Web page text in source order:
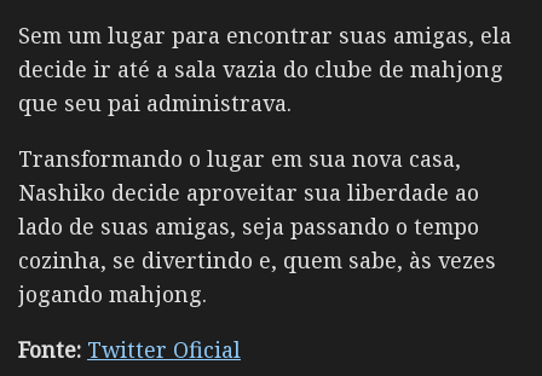
Sem um lugar para encontrar suas amigas, ela
decide ir até a sala vazia do clube de mahjong
que seu pai administrava.
Transformando o lugar em sua nova casa,
Nashiko decide aproveitar sua liberdade ao
lado de suas amigas, seja passando o tempo
cozinha, se divertindo e, quem sabe, às vezes
jogando mahjong.
Fonte: Twitter Oficial